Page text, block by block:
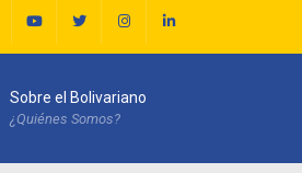
Sobre el Bolivariano
¿Quiénes Somos?